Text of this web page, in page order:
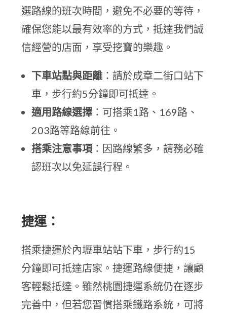
選路線的班次時間，避免不必要的等待，
確保您能以最有效率的方式，抵達我們誠
信經營的店面，享受挖寶的樂趣。
下車站點與距離 ：請於成章二街口站下
車，步行約5分鐘即可抵達。
適用路線選擇 ：可搭乘1路、169路、
203路等路線前往。
搭乘注意事項 ：因路線繁多，請務必確
認班次以免延誤行程。
捷運：
搭乘捷運於內壢車站站下車，步行約15
分鐘即可抵達店家。捷運路線便捷，讓顧
客輕鬆抵達。雖然桃園捷運系統仍在逐步
完善中，但若您習慣搭乘鐵路系統，可將